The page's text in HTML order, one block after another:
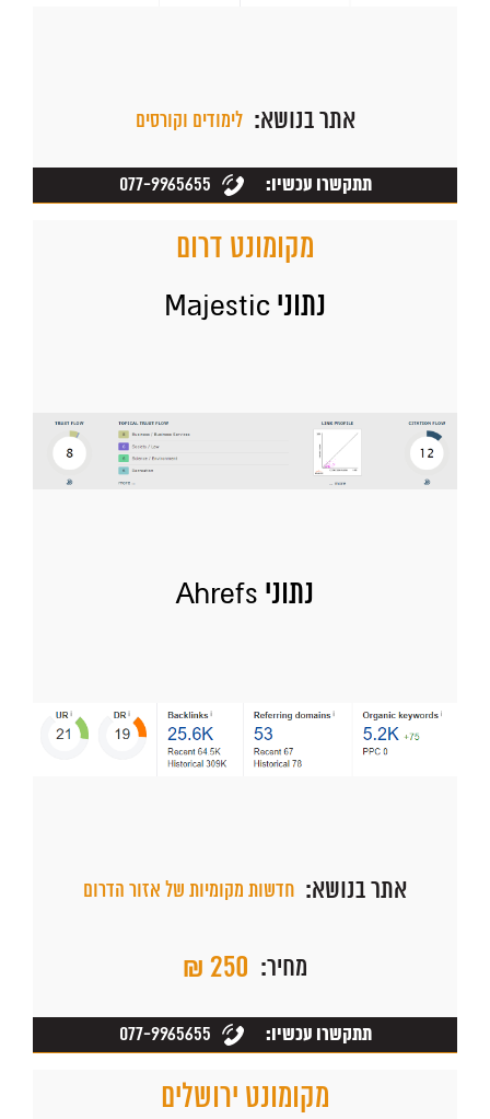
אתר בנושא: לימודים וקורסים
תתקשרו עכשיו: 077-9965655
מקומונט דרום
נתוני Majestic
נתוני Ahrefs
אתר בנושא: חדשות מקומיות של אזור הדרום
מחיר: ₪ 250
תתקשרו עכשיו: 077-9965655
מקומונט ירושלים